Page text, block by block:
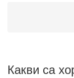
Какви са